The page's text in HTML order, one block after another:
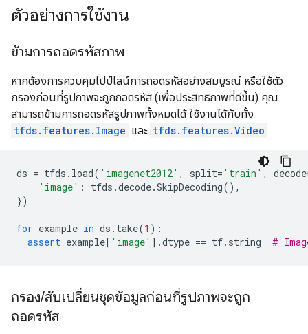
ตัวอย่างการใช้งาน
ข้ามการถอดรหัสภาพ
หากต้องการควบคุมไปป์ไลน์การถอดรหัสอย่างสมบูรณ์ หรือใช้ตัว
กรองก่อนที่รูปภาพจะถูกถอดรหัส (เพื่อประสิทธิภาพที่ดีขึ้น) คุณ
สามารถข้ามการถอดรหัสรูปภาพทั้งหมดได้ ใช้งานได้กับทั้ง
tfds.features.Image และ tfds.features.Video
ds = tfds . load( 'imagenet2012' , split= 'train' ,
'image' : tfds .decode.SkipDecoding(),
})
for example in ds . take(1 ):
assert example[ 'image' ] .dtype == tf. string #
กรอง/สับเปลี่ยนชุดข้อมูลก่อนที่รูปภาพจะถูก
ถอดรหัส